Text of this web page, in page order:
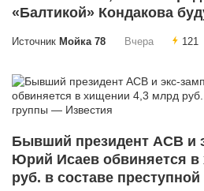
«Балтикой» Кондакова
Источник Мойка 78 Вчера 121
Бывший президент АСВ и
Юрий Исаев обвиняется
руб. в составе